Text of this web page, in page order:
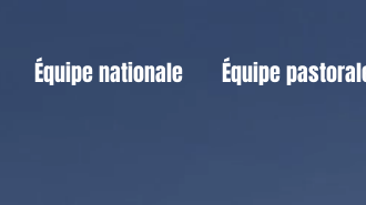
Équipe nationale Équipe